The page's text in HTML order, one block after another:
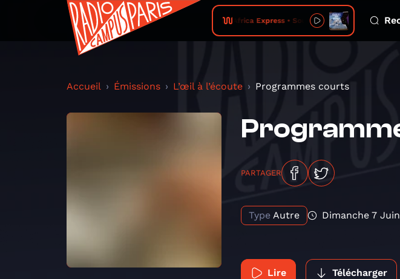
Africa Express • Soubour
Accueil Émissions L’œil à l’écoute Programmes courts
PARTAGER
Type Autre Dimanche 7
Lire Télécharger